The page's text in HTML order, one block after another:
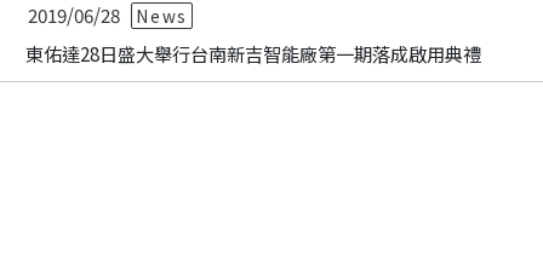
2019/06/28 News
東佑達28日盛大舉行台南新吉智能廠第一期落成啟用典禮